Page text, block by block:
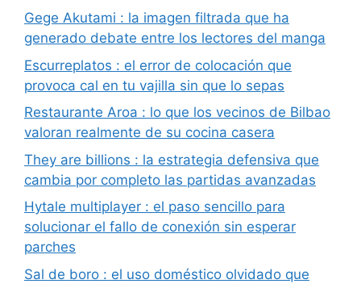
Gege Akutami : la imagen filtrada que ha
generado debate entre los lectores del manga
Escurreplatos : el error de colocación que
provoca cal en tu vajilla sin que lo sepas
Restaurante Aroa : lo que los vecinos de Bilbao
valoran realmente de su cocina casera
They are billions : la estrategia defensiva que
cambia por completo las partidas avanzadas
Hytale multiplayer : el paso sencillo para
solucionar el fallo de conexión sin esperar
parches
Sal de boro : el uso doméstico olvidado que